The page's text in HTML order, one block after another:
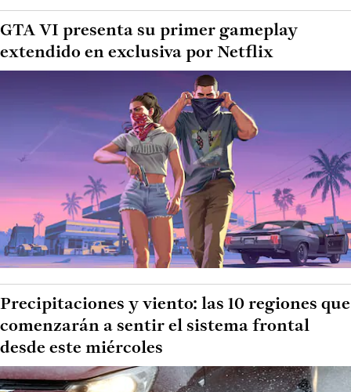
GTA VI presenta su primer gameplay
extendido en exclusiva por Netflix
Precipitaciones y viento: las 10 regiones que
comenzarán a sentir el sistema frontal
desde este miércoles